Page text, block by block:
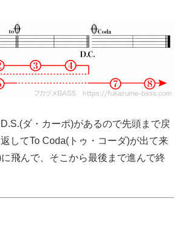
ダ・カーポ)があるので先頭まで戻
してTo Coda(トゥ・コーダ)が出て来
飛んで、そこから最後まで進んで終